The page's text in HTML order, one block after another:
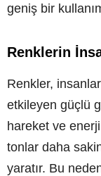
geniş bir
Renklerin
Renkler,
etkileyen güçlü
hareket ve
tonlar daha
yaratır. Bu